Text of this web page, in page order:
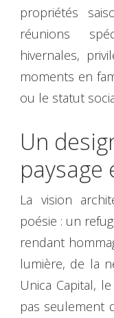
propriétés
réunions
hivernales,
moments en
ou le statut
Un
paysage
La vision
poésie : un
rendant
lumière, de la
Unica Capital,
pas seulement